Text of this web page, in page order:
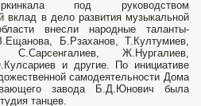
под руководством
вклад в дело развития музыкальной
внесли народные таланты-
Б.Рзаханов, Т.Култумиев,
Ж.Нургалиев,
и другие. По инициативе
самодеятельности Дома
завода Б.Д.Юнович была
танцев.